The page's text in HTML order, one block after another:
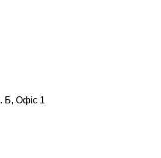
Б, Офіс 1